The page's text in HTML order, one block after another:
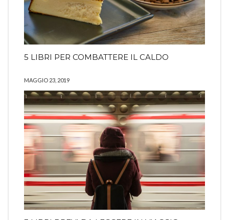
5 LIBRI PER COMBATTERE IL CALDO
MAGGIO 23, 2019